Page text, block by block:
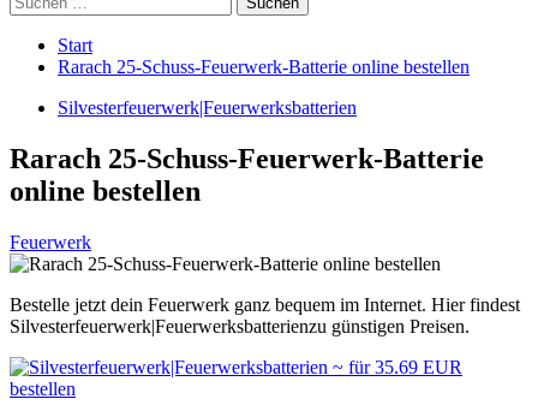
nach:
Start
Rarach 25-Schuss-Feuerwerk-Batterie online bestellen
Silvesterfeuerwerk|Feuerwerksbatterien
Rarach 25-Schuss-Feuerwerk-Batterie
online bestellen
Feuerwerk
Bestelle jetzt dein Feuerwerk ganz bequem im Internet. Hier findest
Silvesterfeuerwerk|Feuerwerksbatterienzu günstigen Preisen.